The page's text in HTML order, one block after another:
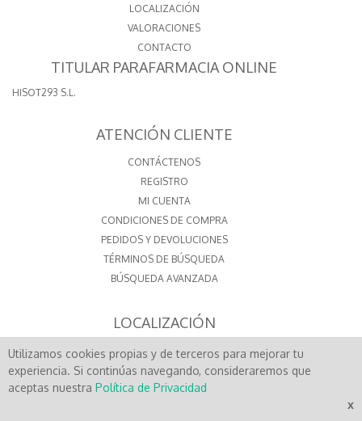
LOCALIZACIÓN
VALORACIONES
CONTACTO
TITULAR PARAFARMACIA ONLINE
HISOT293 S.L.
ATENCIÓN CLIENTE
CONTÁCTENOS
REGISTRO
MI CUENTA
CONDICIONES DE COMPRA
PEDIDOS Y DEVOLUCIONES
TÉRMINOS DE BÚSQUEDA
BÚSQUEDA AVANZADA
LOCALIZACIÓN
PLAZA DE LA IGLESIA, 7
15500 - FENE
A CORUÑA - SPAIN
CONTACTO
Utilizamos cookies propias y de terceros para mejorar tu
experiencia. Si continúas navegando, consideraremos que
aceptas nuestra Política de Privacidad
x